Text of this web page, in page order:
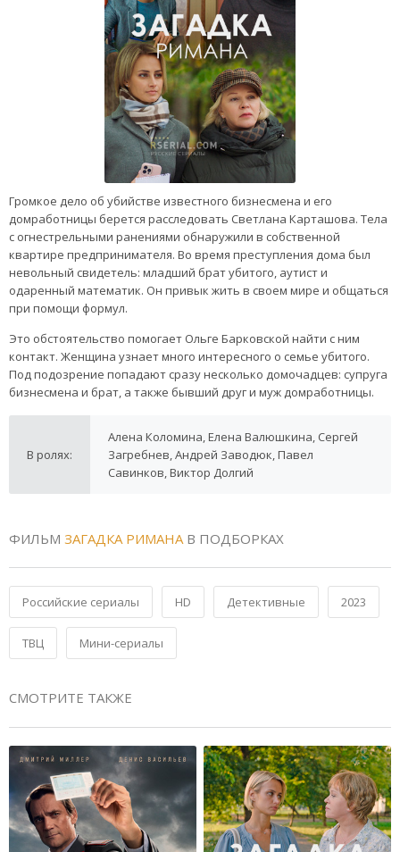
Громкое дело об убийстве известного бизнесмена и его
домработницы берется расследовать Светлана Карташова. Тела
с огнестрельными ранениями обнаружили в собственной
квартире предпринимателя. Во время преступления дома был
невольный свидетель: младший брат убитого, аутист и
одаренный математик. Он привык жить в своем мире и общаться
при помощи формул.
Это обстоятельство помогает Ольге Барковской найти с ним
контакт. Женщина узнает много интересного о семье убитого.
Под подозрение попадают сразу несколько домочадцев: супруга
бизнесмена и брат, а также бывший друг и муж домработницы.
В ролях:
Алена Коломина, Елена Валюшкина, Сергей
Загребнев, Андрей Заводюк, Павел
Савинков, Виктор Долгий
ФИЛЬМ ЗАГАДКА РИМАНАВ ПОДБОРКАХ
Российские сериалы HD Детективные 2023
ТВЦ Мини-сериалы
СМОТРИТЕ ТАКЖЕ